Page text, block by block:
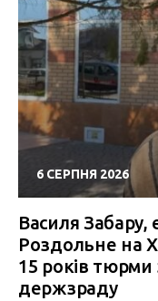
6 СЕРПНЯ 2026
Василя Забару,
Роздольне на
15 років тюрми
держзраду